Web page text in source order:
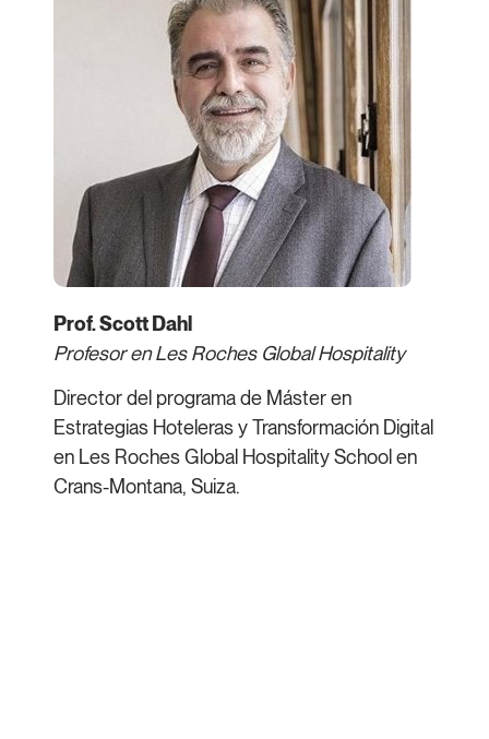
Prof. Scott Dahl
Profesor en Les Roches Global Hospitality
Director del programa de Máster en
Estrategias Hoteleras y Transformación Digital
en Les Roches Global Hospitality School en
Crans-Montana, Suiza.